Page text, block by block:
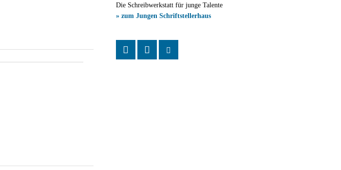
Die Schreibwerkstatt für junge Talente
» zum Jungen Schriftstellerhaus